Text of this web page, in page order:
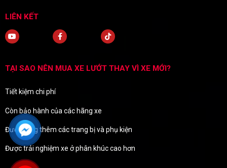
LIÊN KẾT
TẠI SAO NÊN MUA XE LƯỚT THAY VÌ XE MỚI?
Tiết kiệm chi phí
Còn bảo hành của các hãng xe
Được tặng thêm các trang bị và phụ kiện
Được trải nghiệm xe ở phân khúc cao hơn